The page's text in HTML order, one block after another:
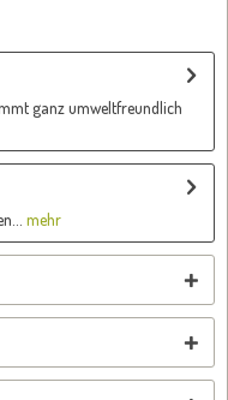
ganz umweltfreundlich
mehr